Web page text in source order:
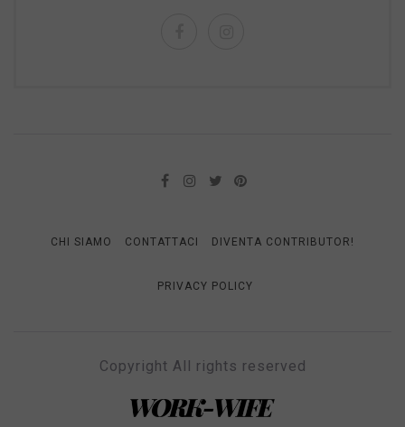
CHI SIAMO CONTATTACI DIVENTA CONTRIBUTOR!
PRIVACY POLICY
Copyright All rights reserved
WORK-WIFE